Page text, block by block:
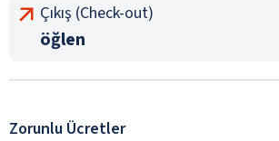
Çıkış (Check-out)
öğlen
Zorunlu Ücretler